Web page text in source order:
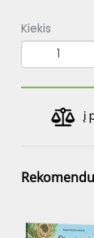
Kiekis
į